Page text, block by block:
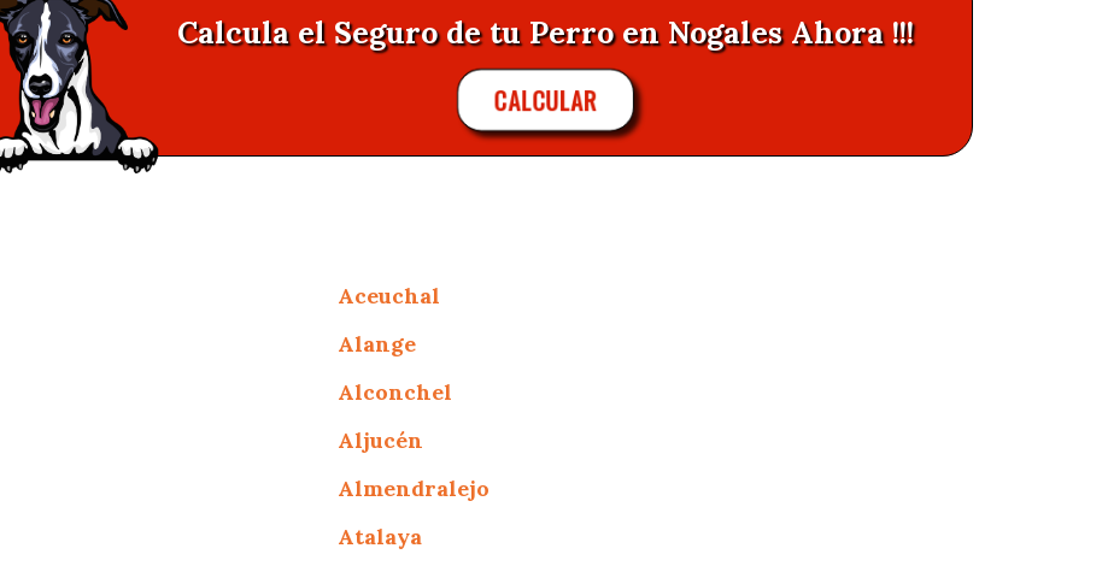
Calcula el Seguro de tu Perro en Nogales Ahora !!!
CALCULAR
Aceuchal
Alange
Alconchel
Aljucén
Almendralejo
Atalaya